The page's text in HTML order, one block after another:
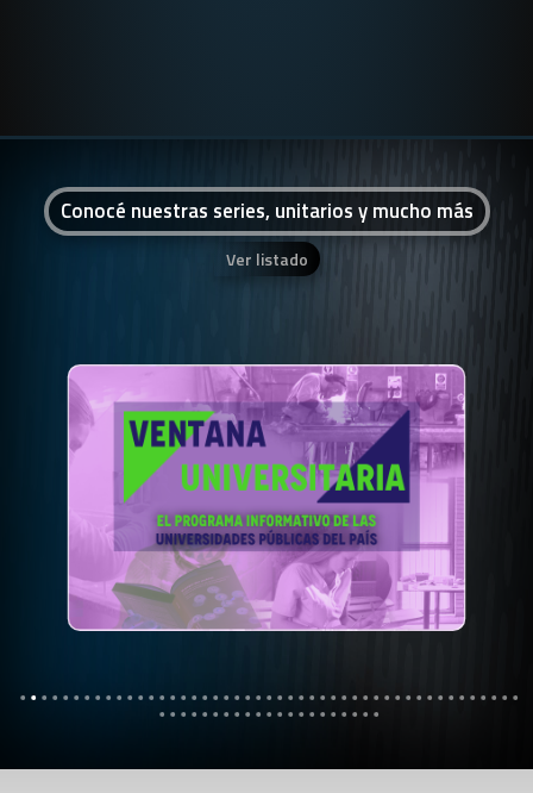
Conocé nuestras series, unitarios y mucho más
Ver listado